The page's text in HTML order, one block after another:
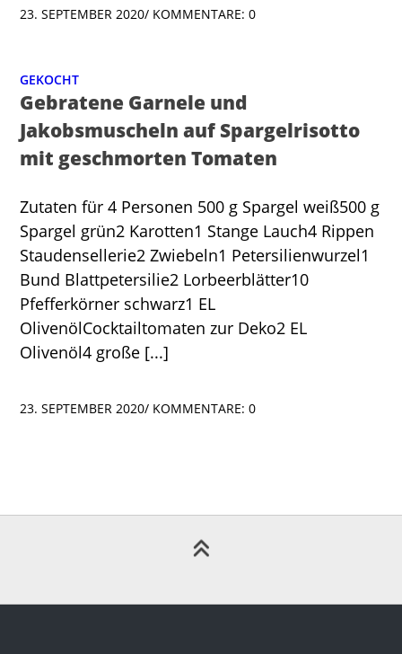
23. SEPTEMBER 2020/ KOMMENTARE: 0
GEKOCHT
Gebratene Garnele und
Jakobsmuscheln auf Spargelrisotto
mit geschmorten Tomaten
Zutaten für 4 Personen 500 g Spargel weiß500 g
Spargel grün2 Karotten1 Stange Lauch4 Rippen
Staudensellerie2 Zwiebeln1 Petersilienwurzel1
Bund Blattpetersilie2 Lorbeerblätter10
Pfefferkörner schwarz1 EL
OlivenölCocktailtomaten zur Deko2 EL
Olivenöl4 große [...]
23. SEPTEMBER 2020/ KOMMENTARE: 0